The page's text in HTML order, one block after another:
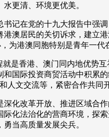
更清、环境更优美。
在党的十九大报告中强调
澳居民的关切诉求，建立
为港澳同胞特别是青年一
香港、澳门同内地优势互
国际投资商贸活动中积累
文交流等，紧密合作共同
改革开放、推进区域合作
化法治化的营商环境，
当高质量发展尖兵。